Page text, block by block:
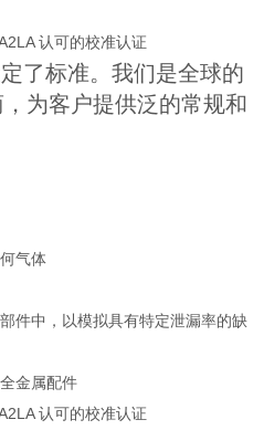
认可的校准认证
了标准。我们是全球的
为客户提供泛的常规和
气体
件中，以模拟具有特定泄漏率的缺
金属配件
认可的校准认证